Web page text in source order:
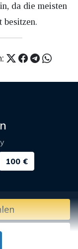
da die meisten
besitzen.
100 €